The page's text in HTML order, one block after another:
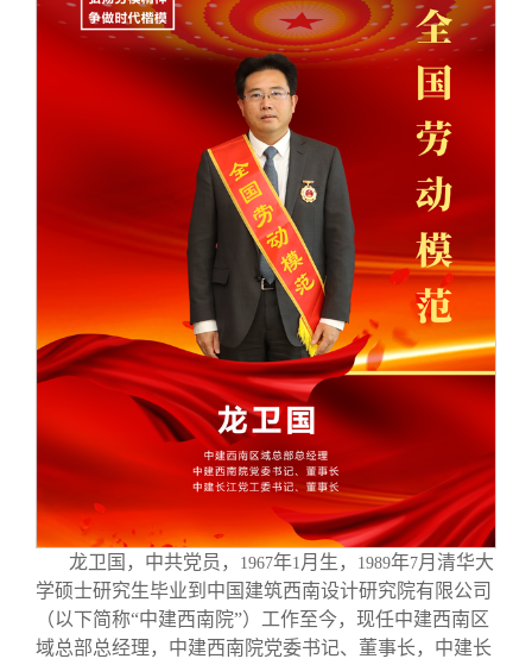
校友讲坛
校友视界
实用信息
总会章程
理事会名单
制度法规
联系我们
龙卫国，中共党员， 1967年1 月生， 1989年7月清华大
学硕士研究生毕业到中国建筑西南设计研究院有限公司
（以下简称“中建西南院”）工作至今，现任中建西南区
域总部总经理，中建西南院党委书记、董事长，中建长